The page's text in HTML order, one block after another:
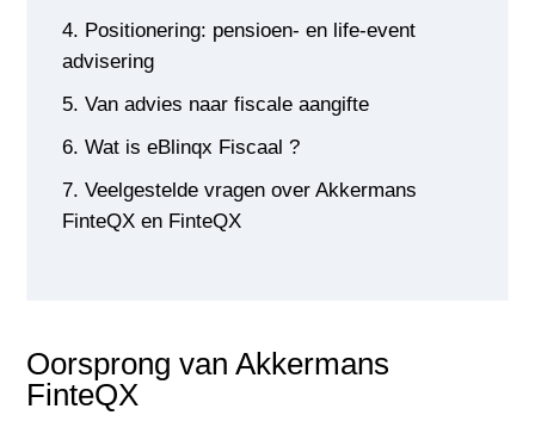
Positionering: pensioen- en life-event
advisering
Van advies naar fiscale aangifte
Wat is eBlinqx Fiscaal ?
Veelgestelde vragen over Akkermans
FinteQX en FinteQX
Oorsprong van Akkermans
FinteQX